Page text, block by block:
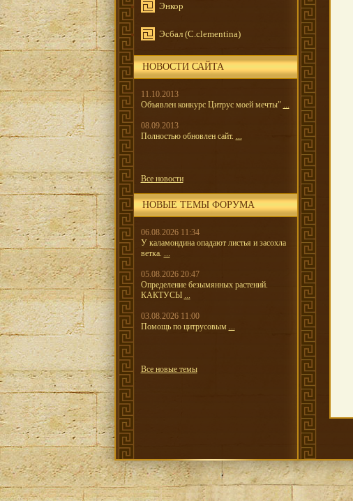
Энкор
Эсбал (C.clementina)
НОВОСТИ САЙТА
11.10.2013
Объявлен конкурс Цитрус моей мечты" ...
08.09.2013
Полностью обновлен сайт. ...
Все новости
НОВЫЕ ТЕМЫ ФОРУМА
06.08.2026 11:34
У каламондина опадают листья и засохла
ветка. ...
05.08.2026 20:47
Определение безымянных растений.
КАКТУСЫ ...
03.08.2026 11:00
Помощь по цитрусовым ...
Все новые темы